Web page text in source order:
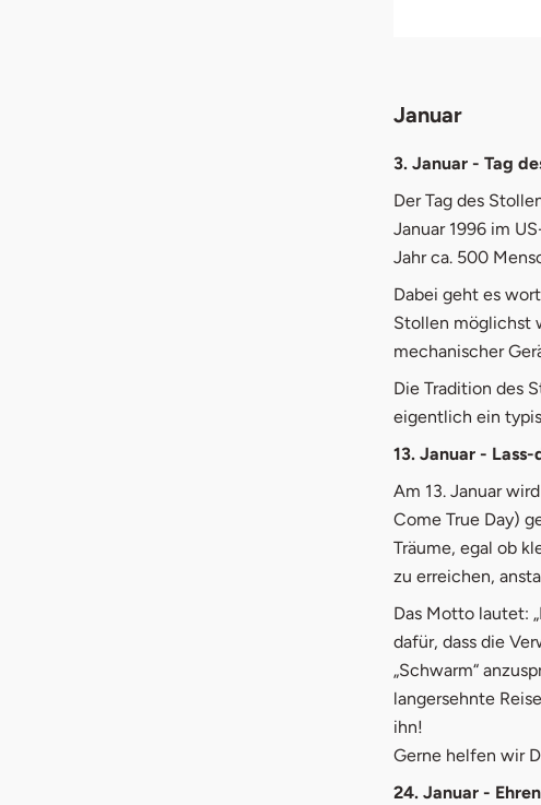
Januar
3. Januar - Tag
Der Tag des
Januar 1996 im
Jahr ca. 500
Dabei geht es
Stollen möglichst
mechanischer
Die Tradition des
eigentlich ein
13. Januar -
Am 13. Januar
Come True Day)
Träume, egal ob
zu erreichen,
Das Motto lautet:
dafür, dass die
„Schwarm“
langersehnte
ihn!
Gerne helfen wir
24. Januar -